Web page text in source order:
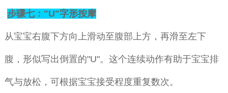
步骤七："U"字形按摩
从宝宝右腹下方向上滑动至腹部上方，再滑至左下
腹，形似写出倒置的"U"。这个连续动作有助于宝宝排
气与放松，可根据宝宝接受程度重复数次。